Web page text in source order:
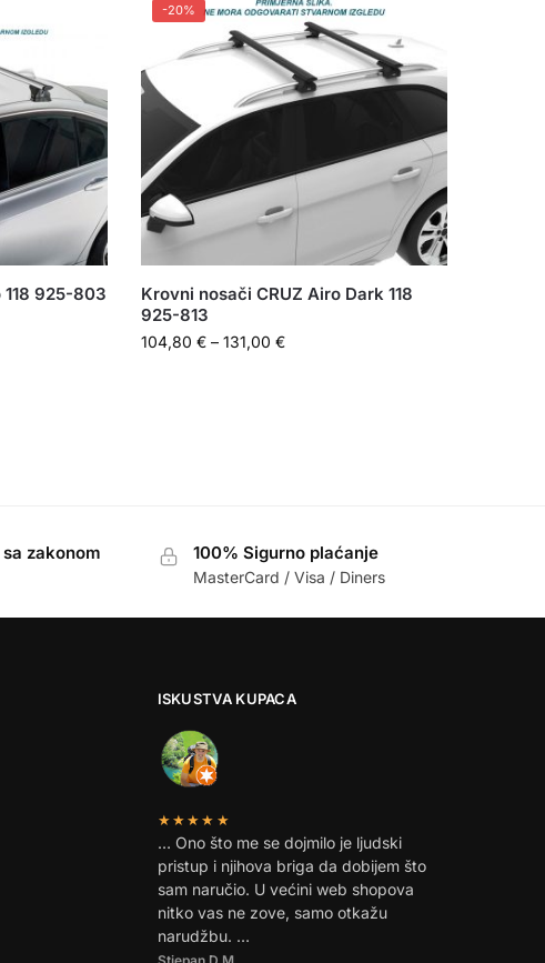
925-803
-20%
Krovni nosači CRUZ Airo Dark 118
925-813
104,80€ – 131,00€
zakonom 100% Sigurno plaćanje
MasterCard / Visa / Diners
ISKUSTVA KUPACA
★★★★★
… Ono što me se dojmilo je ljudski
pristup i njihova briga da dobijem što
sam naručio. U većini web shopova
nitko vas ne zove, samo otkažu
narudžbu. …